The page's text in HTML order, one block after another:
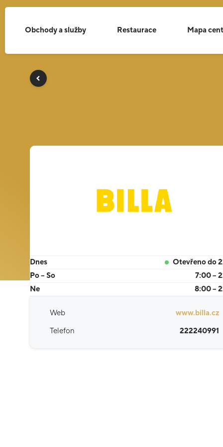
Obchody a služby Restaurace Mapa
Dnes
Otevřeno do
Po – So
7:00 –
Ne
8:00 –
Web
www.billa.cz
Telefon
222240991